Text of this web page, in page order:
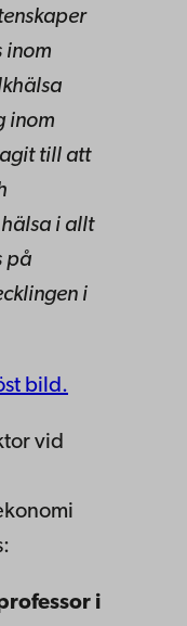
inom
inom
till att
i allt
på
i
bild.
vid
i